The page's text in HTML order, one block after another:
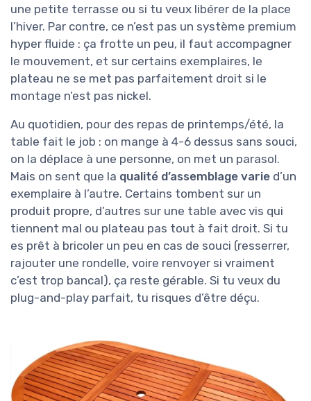
une petite terrasse ou si tu veux libérer de la place
l’hiver. Par contre, ce n’est pas un système premium
hyper fluide : ça frotte un peu, il faut accompagner
le mouvement, et sur certains exemplaires, le
plateau ne se met pas parfaitement droit si le
montage n’est pas nickel.
Au quotidien, pour des repas de printemps/été, la
table fait le job : on mange à 4-6 dessus sans souci,
on la déplace à une personne, on met un parasol.
Mais on sent que la qualité d’assemblage varie d’un
exemplaire à l’autre. Certains tombent sur un
produit propre, d’autres sur une table avec vis qui
tiennent mal ou plateau pas tout à fait droit. Si tu
es prêt à bricoler un peu en cas de souci (resserrer,
rajouter une rondelle, voire renvoyer si vraiment
c’est trop bancal), ça reste gérable. Si tu veux du
plug-and-play parfait, tu risques d’être déçu.